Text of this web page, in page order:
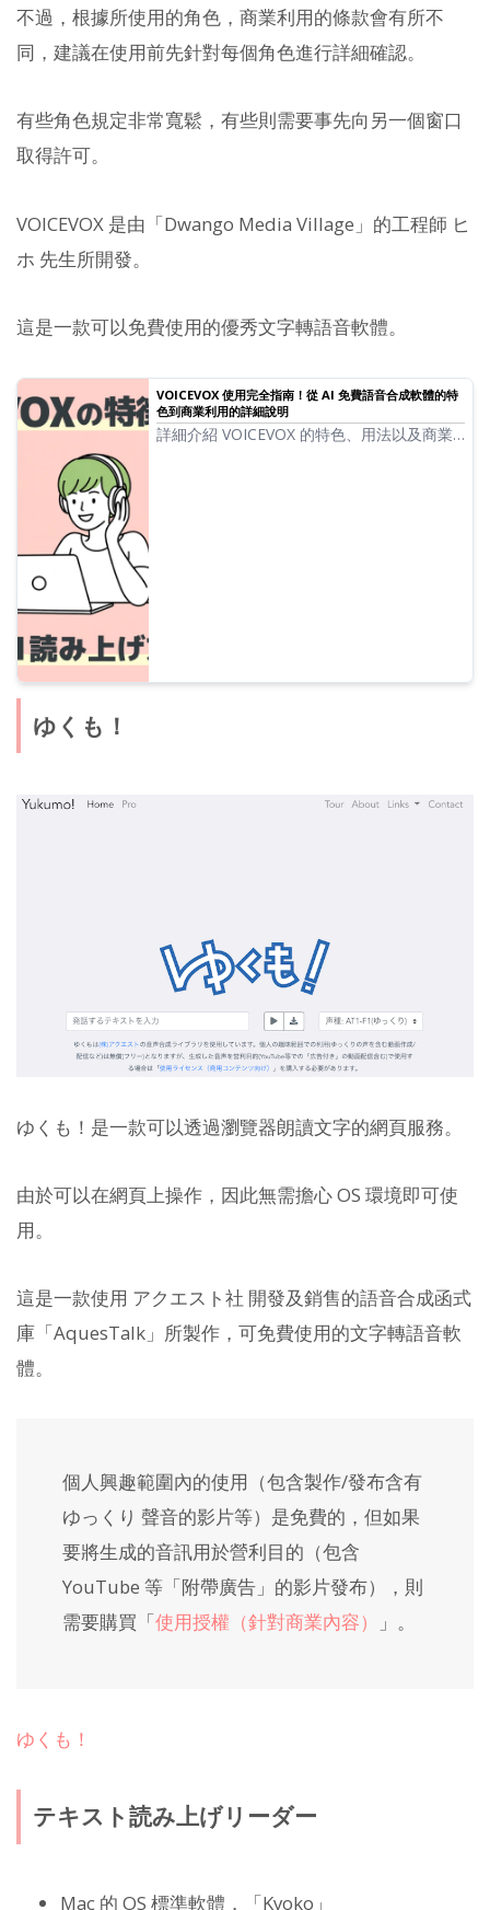
不過，根據所使用的角色，商業利用的條款會有所不
同，建議在使用前先針對每個角色進行詳細確認。
有些角色規定非常寬鬆，有些則需要事先向另一個窗口
取得許可。
VOICEVOX 是由「Dwango Media Village」的工程師 ヒ
ホ 先生所開發。
這是一款可以免費使用的優秀文字轉語音軟體。
VOICEVOX 使用完全指南！從 AI 免費語音合成軟體的特
色到商業利用的詳細說明
詳細介紹 VOICEVOX 的特色、用法以及商業
ゆくも！
ゆくも！是一款可以透過瀏覽器朗讀文字的網頁服務。
由於可以在網頁上操作，因此無需擔心 OS 環境即可使
用。
這是一款使用 アクエスト社 開發及銷售的語音合成函式
庫「AquesTalk」所製作，可免費使用的文字轉語音軟
體。
個人興趣範圍內的使用（包含製作/發布含有
ゆっくり 聲音的影片等）是免費的，但如果
要將生成的音訊用於營利目的（包含
YouTube 等「附帶廣告」的影片發布），則
需要購買「使用授權（針對商業內容） 」。
ゆくも！
テキスト読み上げリーダー
Mac 的 OS 標準軟體，「Kyoko」